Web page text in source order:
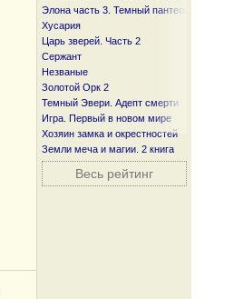
Элона часть 3. Темный пантеон
Хусария
Царь зверей. Часть 2
Сержант
Незваные
Золотой Орк 2
Темный Эвери. Адепт смерти
Игра. Первый в новом мире
Хозяин замка и окрестностей
Земли меча и магии. 2 книга
Весь рейтинг